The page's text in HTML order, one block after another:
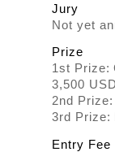
Jury
Not yet
Prize
1st Prize:
3,500 USD
2nd
3rd Prize:
Entry Fee